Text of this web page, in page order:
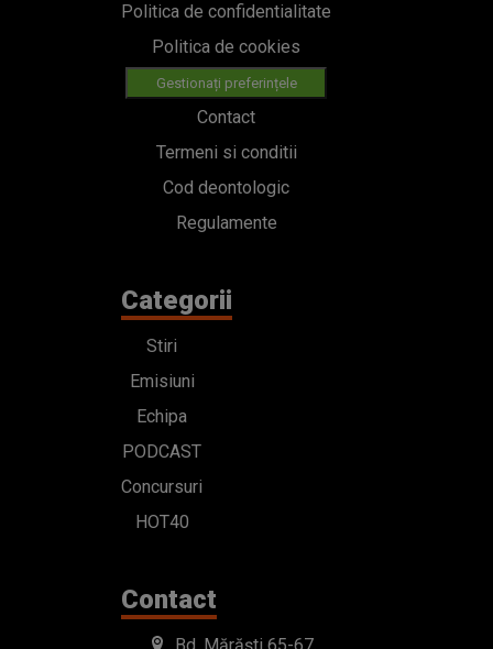
Politica de confidentialitate
Politica de cookies
Gestionați preferințele
Contact
Termeni si conditii
Cod deontologic
Regulamente
Categorii
Stiri
Emisiuni
Echipa
PODCAST
Concursuri
HOT40
Contact